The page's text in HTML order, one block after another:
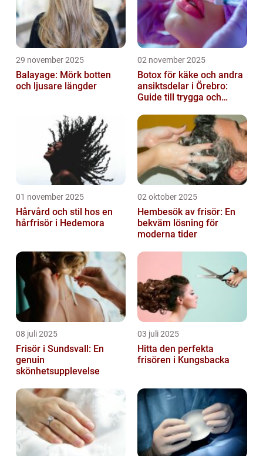
29 november 2025
Balayage: Mörk botten
och ljusare längder
02 november 2025
Botox för käke och andra
ansiktsdelar i Örebro:
Guide till trygga och
01 november 2025
Hårvård och stil hos en
hårfrisör i Hedemora
02 oktober 2025
Hembesök av frisör: En
bekväm lösning för
moderna tider
08 juli 2025
Frisör i Sundsvall: En
genuin
skönhetsupplevelse
03 juli 2025
Hitta den perfekta
frisören i Kungsbacka